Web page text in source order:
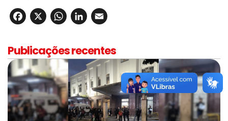
Facebook
X WhatsApp
LinkedIn
Publicações recentes